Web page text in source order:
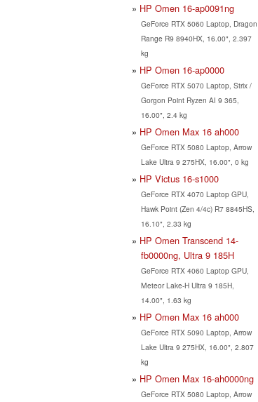
HP Omen 16-ap0091ng
GeForce RTX 5060 Laptop, Dragon
Range R9 8940HX, 16.00", 2.397
kg
HP Omen 16-ap0000
GeForce RTX 5070 Laptop, Strix /
Gorgon Point Ryzen AI 9 365,
16.00", 2.4 kg
HP Omen Max 16 ah000
GeForce RTX 5080 Laptop, Arrow
Lake Ultra 9 275HX, 16.00", 0 kg
HP Victus 16-s1000
GeForce RTX 4070 Laptop GPU,
Hawk Point (Zen 4/4c) R7 8845HS,
16.10", 2.33 kg
HP Omen Transcend 14-
fb0000ng, Ultra 9 185H
GeForce RTX 4060 Laptop GPU,
Meteor Lake-H Ultra 9 185H,
14.00", 1.63 kg
HP Omen Max 16 ah000
GeForce RTX 5090 Laptop, Arrow
Lake Ultra 9 275HX, 16.00", 2.807
kg
HP Omen Max 16-ah0000ng
GeForce RTX 5080 Laptop, Arrow